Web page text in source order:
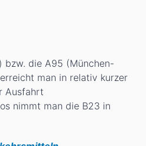
bzw. die A95 (München-
man in relativ kurzer
Ausfahrt
nimmt man die B23 in